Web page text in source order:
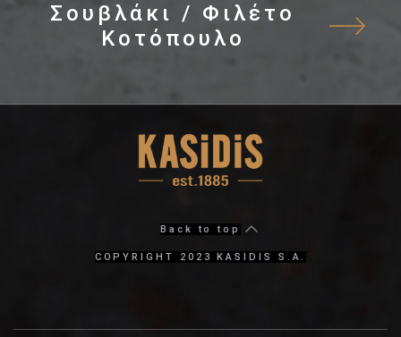
Σουβλάκι / Φιλέτο
Κοτόπουλο
Back to top
COPYRIGHT 2023 KASIDIS S.A.